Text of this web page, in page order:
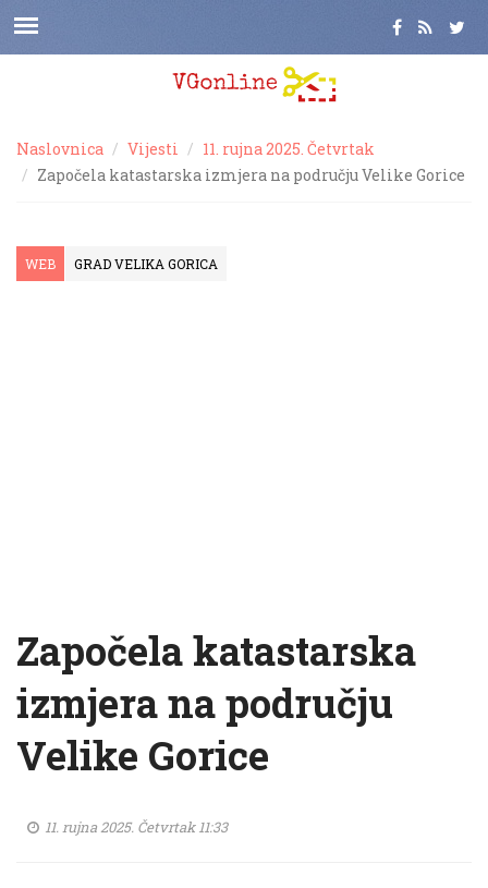
Naslovnica Vijesti
11. rujna 2025. Četvrtak
Započela katastarska izmjera na području Velike Gorice
WEB GRAD VELIKA GORICA
Započela katastarska
izmjera na području
Velike Gorice
11. rujna 2025. Četvrtak 11:33